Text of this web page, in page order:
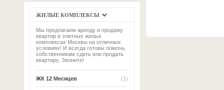
ЖИЛЫЕ КОМПЛЕКСЫ
Мы предлагаем аренду и продажу
квартир в элитных жилых
комплексах Москвы на отличных
условиях! И всегда готовы помочь
собственникам сдать или продать
квартиру. Звоните!
(1)
ЖК 12 Месяцев